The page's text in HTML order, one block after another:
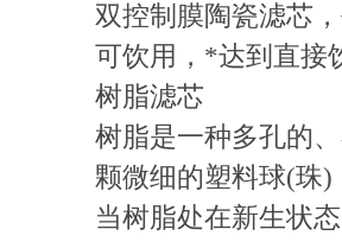
双控制膜陶瓷滤芯
可饮用，*达到直接
树脂滤芯
树脂是一种多孔的
颗微细的塑料球(珠
当树脂处在新生状